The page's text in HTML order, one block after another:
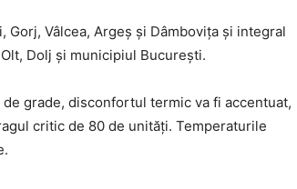
Vâlcea, Argeş şi Dâmboviţa şi integral
Dolj şi municipiul Bucureşti.
grade, disconfortul termic va fi accentuat,
critic de 80 de unităţi. Temperaturile